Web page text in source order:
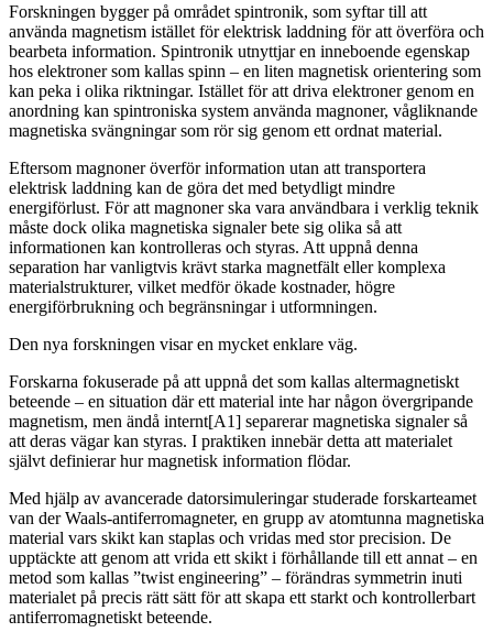
Forskningen bygger på området spintronik, som syftar till att
använda magnetism istället för elektrisk laddning för att överföra och
bearbeta information. Spintronik utnyttjar en inneboende egenskap
hos elektroner som kallas spinn – en liten magnetisk orientering som
kan peka i olika riktningar. Istället för att driva elektroner genom en
anordning kan spintroniska system använda magnoner, vågliknande
magnetiska svängningar som rör sig genom ett ordnat material.
Eftersom magnoner överför information utan att transportera
elektrisk laddning kan de göra det med betydligt mindre
energiförlust. För att magnoner ska vara användbara i verklig teknik
måste dock olika magnetiska signaler bete sig olika så att
informationen kan kontrolleras och styras. Att uppnå denna
separation har vanligtvis krävt starka magnetfält eller komplexa
materialstrukturer, vilket medför ökade kostnader, högre
energiförbrukning och begränsningar i utformningen.
Den nya forskningen visar en mycket enklare väg.
Forskarna fokuserade på att uppnå det som kallas altermagnetiskt
beteende – en situation där ett material inte har någon övergripande
magnetism, men ändå internt[A1] separerar magnetiska signaler så
att deras vägar kan styras. I praktiken innebär detta att materialet
självt definierar hur magnetisk information flödar.
Med hjälp av avancerade datorsimuleringar studerade forskarteamet
van der Waals-antiferromagneter, en grupp av atomtunna magnetiska
material vars skikt kan staplas och vridas med stor precision. De
upptäckte att genom att vrida ett skikt i förhållande till ett annat – en
metod som kallas ”twist engineering” – förändras symmetrin inuti
materialet på precis rätt sätt för att skapa ett starkt och kontrollerbart
antiferromagnetiskt beteende.